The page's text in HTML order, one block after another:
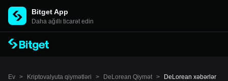
Bitget App
Daha ağıllı ticarət edin
Ev > Kriptovalyuta qiymətləri > DeLorean Qiymət > DeLorean xəbərlər